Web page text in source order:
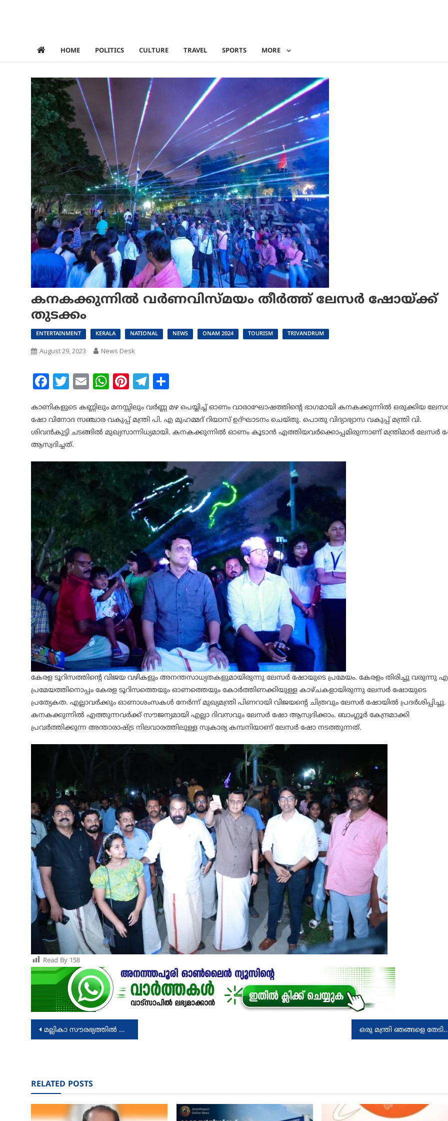
HOME POLITICS CULTURE TRAVEL SPORTS MORE
കനകക്കുന്നിൽ വർണവിസ്മയം തീർത്ത് ലേസർ ഷോയ്ക്ക്
തുടക്കം
ENTERTAINMENT KERALA NATIONAL NEWS ONAM 2024 TOURISM TRIVANDRUM
August 29, 2023 News Desk
Facebook
Twitter
EmailWhatsApp
Pinterest
Telegram
കാണികളുടെ കണ്ണിലും മനസ്സിലും വർണ്ണ മഴ പെയ്യിച്ച് ഓണം വാരാഘോഷത്തിന്റെ ഭാഗമായി കനകക്കുന്നിൽ ഒരുക്കിയ
ഷോ വിനോദ സഞ്ചാര വകുപ്പ് മന്ത്രി പി. എ മുഹമ്മദ് റിയാസ് ഉദ്ഘാടനം ചെയ്തു. പൊതു വിദ്യാഭ്യാസ വകുപ്പ് മന്ത്രി വി.
ശിവൻകുട്ടി ചടങ്ങിൽ മുഖ്യസാന്നിധ്യമായി. കനകക്കുന്നിൽ ഓണം കൂടാൻ എത്തിയവർക്കൊപ്പമിരുന്നാണ് മന്ത്രിമാർ ലേസർ
ആസ്വദിച്ചത്.
കേരള ടൂറിസത്തിന്റെ വിജയ വഴികളും അനന്തസാധ്യതകളുമായിരുന്നു ലേസർ ഷോയുടെ പ്രമേയം. കേരളം തിരിച്ചു വരുന്നു
പ്രമേയത്തിനൊപ്പം കേരള ടൂറിസത്തെയും ഓണത്തെയും കോർത്തിണക്കിയുള്ള കാഴ്ചകളായിരുന്നു ലേസർ ഷോയുടെ
പ്രത്യേകത. എല്ലാവർക്കും ഓണാശംസകൾ നേർന്ന് മുഖ്യമന്ത്രി പിണറായി വിജയന്റെ ചിത്രവും ലേസർ ഷോയിൽ പ്രദർശിപ്പിച്ചു.
കനകക്കുന്നിൽ എത്തുന്നവർക്ക് സൗജന്യമായി എല്ലാ ദിവസവും ലേസർ ഷോ ആസ്വദിക്കാം. ബാംഗ്ലൂർ കേന്ദ്രമാക്കി
പ്രവർത്തിക്കുന്ന അന്താരാഷ്ട്ര നിലവാരത്തിലുള്ള സ്വകാര്യ കമ്പനിയാണ് ലേസർ ഷോ നടത്തുന്നത്.
Read By 158
Post
മല്ലികാ സൗരഭ്യത്തിൽ നിശാഗന്ധി; കലാസ്വാദകർക്ക് സ്വപ്ന രാവ് ഒരു മന്ത്രി ഞങ്ങളെ തേടി വരുന്നത് ഇതാദ്യം: സന്തോഷം
RELATED POSTS